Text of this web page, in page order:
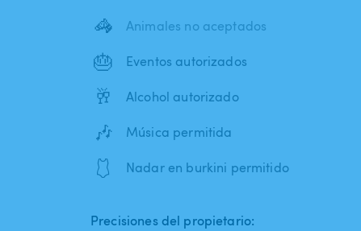
🦓 Animales no aceptados
🎂 Eventos autorizados
🥂 Alcohol autorizado
🎶 Música permitida
🩱 Nadar en burkini permitido
Precisiones del propietario: